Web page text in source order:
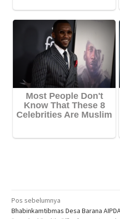
Navigasi
pos
Pos sebelumnya
Bhabinkamtibmas Desa Barana